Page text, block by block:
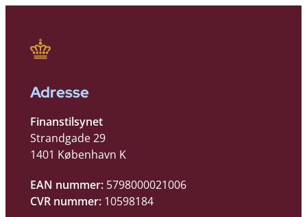
Adresse
Finanstilsynet
Strandgade 29
1401 København K
EAN nummer: 5798000021006
CVR nummer: 10598184